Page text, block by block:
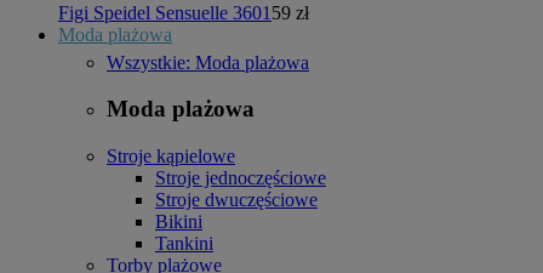
Figi Speidel Sensuelle 3601 59 zł
Moda plażowa
Wszystkie: Moda plażowa
Moda plażowa
Stroje kąpielowe
Stroje jednoczęściowe
Stroje dwuczęściowe
Bikini
Tankini
Torby plażowe